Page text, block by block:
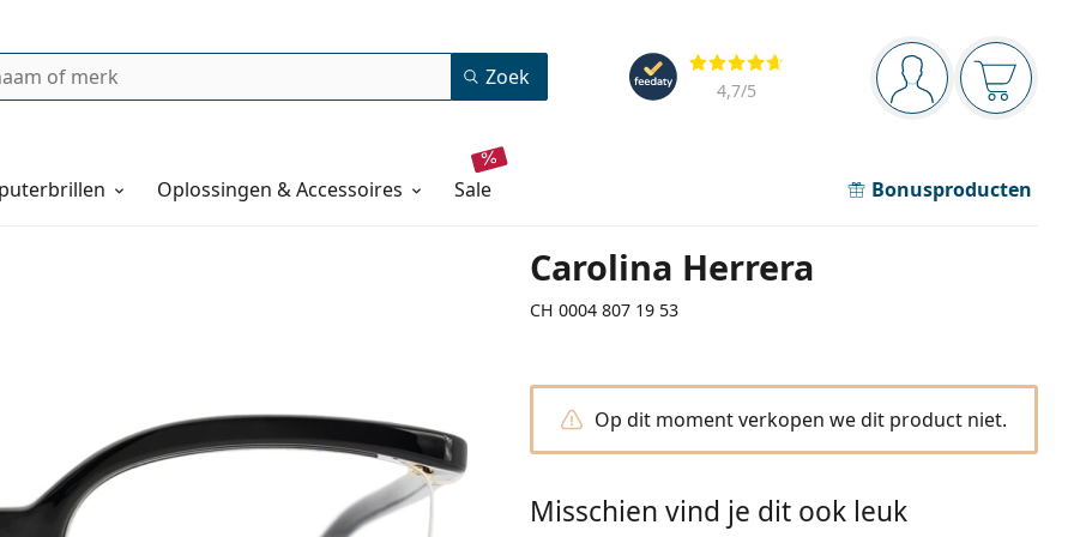
Navigatie
Je bent ingelogd
Jouw
Beoordelingen
4,7/5
Zoek
Oplossingen & Accessoires sale Bonusproducten
Carolina Herrera
CH 0004 807 19 53
Op dit moment verkopen we dit product niet.
Misschien vind je dit ook leuk